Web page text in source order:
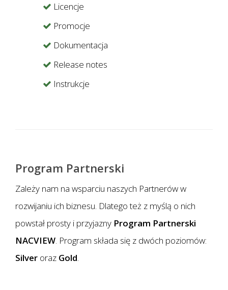
Licencje
Promocje
Dokumentacja
Release notes
Instrukcje
Program Partnerski
Zależy nam na wsparciu naszych Partnerów w
rozwijaniu ich biznesu. Dlatego też z myślą o nich
powstał prosty i przyjazny Program Partnerski
NACVIEW. Program składa się z dwóch poziomów:
Silver oraz Gold.